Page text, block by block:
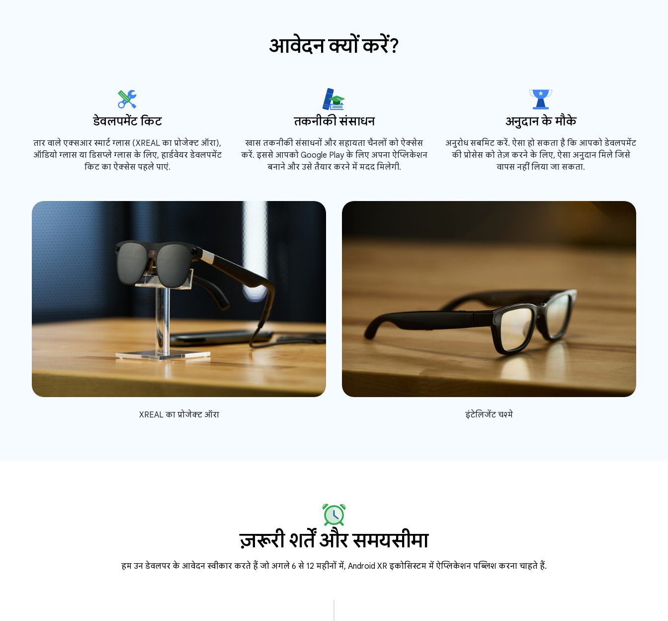
आवेदन क्यों करें?
डेवलपमेंट किट
तार वाले एक्सआर स्मार्ट ग्लास (XREAL का प्रोजेक्ट ऑरा),
ऑडियो ग्लास या डिसप्ले ग्लास के लिए, हार्डवेयर डेवलपमेंट
किट का ऐक्सेस पहले पाएं.
तकनीकी संसाधन
खास तकनीकी संसाधनों और सहायता चैनलों को ऐक्सेस
करें. इससे आपको Google Play के लिए अपना ऐप्लिकेशन
बनाने और उसे तैयार करने में मदद मिलेगी.
अनुदान के मौके
अनुरोध सबमिट करें. ऐसा हो सकता है कि आपको डेवलपमेंट
की प्रोसेस को तेज़ करने के लिए, ऐसा अनुदान मिले जिसे
वापस नहीं लिया जा सकता.
XREAL का प्रोजेक्ट ऑरा इंटेलिजेंट चश्मे
ज़रूरी शर्तें और समयसीमा
हम उन डेवलपर के आवेदन स्वीकार करते हैं जो अगले 6 से 12 महीनों में, Android XR इकोसिस्टम में ऐप्लिकेशन पब्लिश करना चाहते हैं.